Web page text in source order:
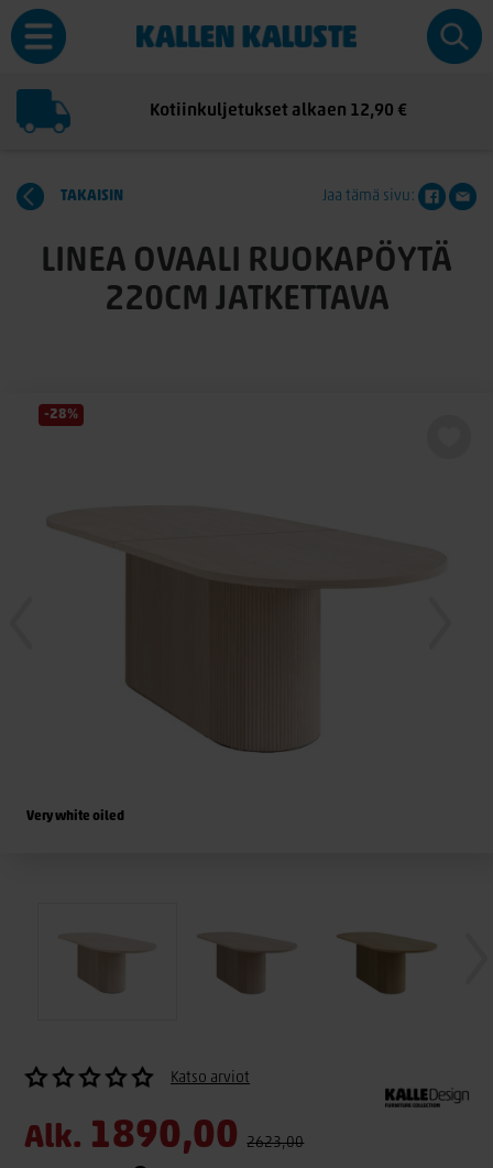
Kotiinkuljetukset alkaen 12,90 €
TAKAISIN Jaa tämä sivu:
LINEA OVAALI RUOKAPÖYTÄ
220CM JATKETTAVA
-28%
Very white oiled
Katso arviot
Alk. 1890,00 2623,00